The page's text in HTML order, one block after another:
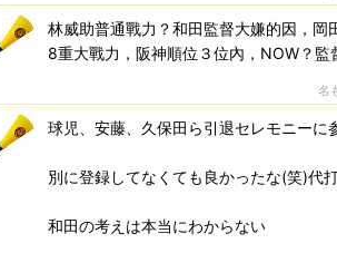
林威助普通戰力？和田監督大嫌的因，
8重大戰力，阪神順位３位內，NOW？監
名
球児、安藤、久保田ら引退セレモニーに
別に登録してなくても良かったな(笑)代
和田の考えは本当にわからない